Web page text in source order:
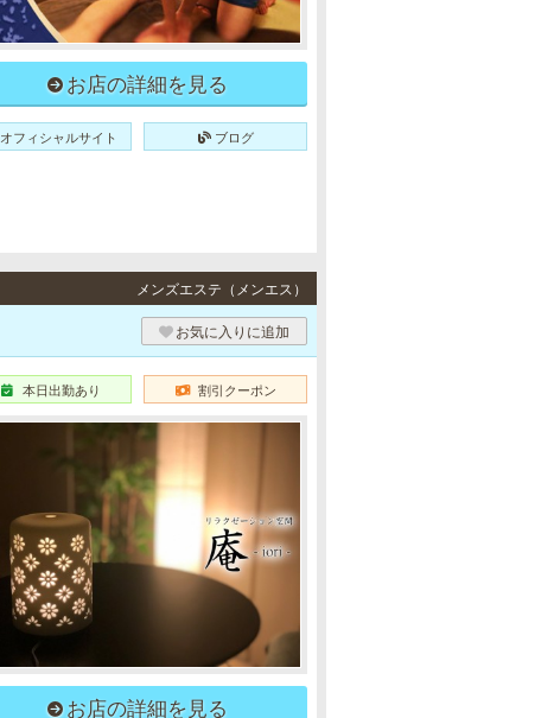
お店の詳細を見る
オフィシャルサイト ブログ
メンズエステ（メンエス）
お気に入りに追加
本日出勤あり 割引クーポン
お店の詳細を見る